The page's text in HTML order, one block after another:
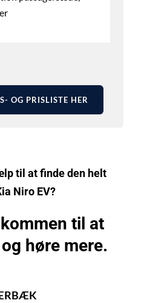
OG PRISLISTE HER
til at finde den helt
Niro EV?
til at
høre mere.